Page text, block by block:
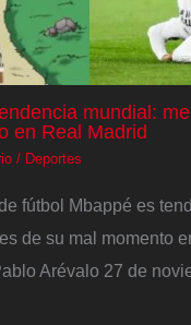
mundial:
en Real Madrid
/ Deportes
fútbol Mbappé es
de su mal momento
Arévalo 27 de